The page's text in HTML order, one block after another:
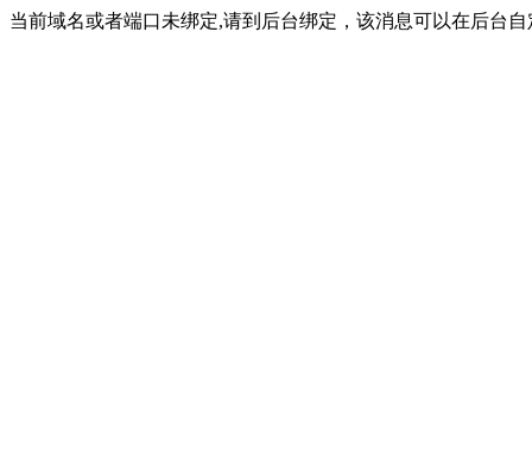
当前域名或者端口未绑定,请到后台绑定，该消息可以在后台自